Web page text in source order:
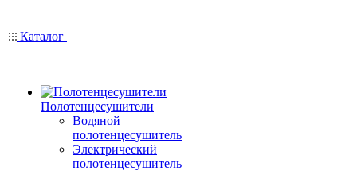
Каталог
Полотенцесушители
Водяной
полотенцесушитель
Электрический
полотенцесушитель